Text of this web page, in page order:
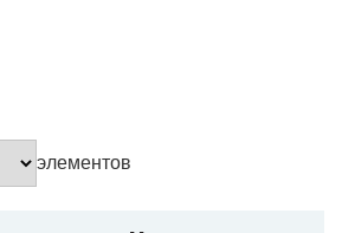
элементов